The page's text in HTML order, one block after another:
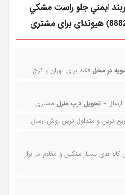
ايمني جلو راست مشكي
در محل فقط برای تهران و کرج
ارسال -تحویل درب منزل مشتری
ترین و متداول ترین روش ارسال
های بسیار سنگین و مقاوم در برار